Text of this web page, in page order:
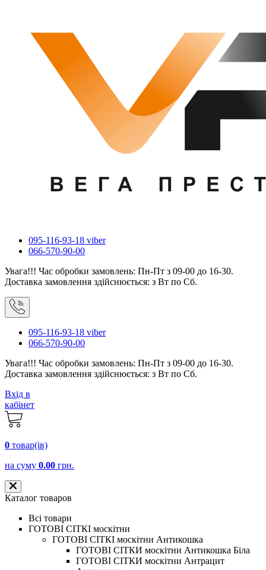
095-116-93-18 viber
066-570-90-00
Увага!!! Час обробки замовлень: Пн-Пт з 09-00 до 16-30.
Доставка замовлення здійснюється: з Вт по Сб.
095-116-93-18 viber
066-570-90-00
Увага!!! Час обробки замовлень: Пн-Пт з 09-00 до 16-30.
Доставка замовлення здійснюється: з Вт по Сб.
Вхід в
кабінет
0 товар(ів)
на суму 0.00 грн.
Каталог товаров
Всі товари
ГОТОВІ СІТКІ москітни
ГОТОВІ СІТКІ москітни Антикошка
ГОТОВІ СІТКИ москітни Антикошка Біла
ГОТОВІ СІТКИ москітни Антрацит